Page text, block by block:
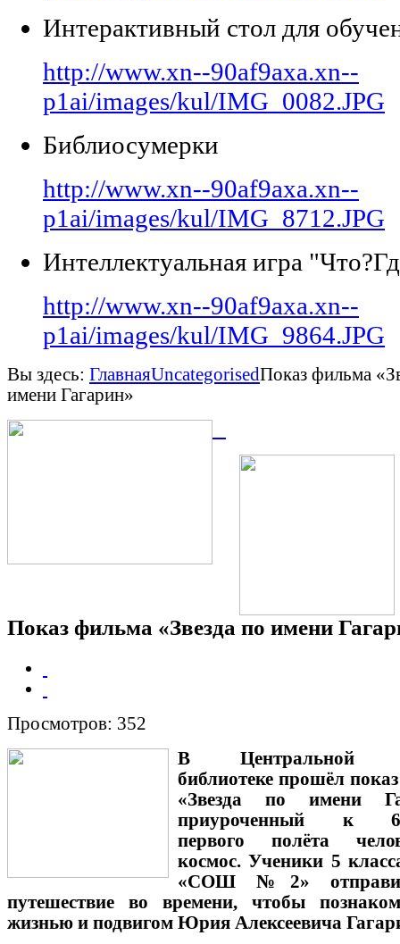
Интерактивный стол для
http://www.xn--90af9axa.xn--
p1ai/images/kul/IMG_0082.JPG
Библиосумерки
http://www.xn--90af9axa.xn--
p1ai/images/kul/IMG_8712.JPG
Интеллектуальная игра
http://www.xn--90af9axa.xn--
p1ai/images/kul/IMG_9864.JPG
Вы здесь: ГлавнаяUncategorisedПоказ фильма
имени Гагарин»
Показ фильма «Звезда по имени
Просмотров: 352
В Центральной
библиотеке прошёл
«Звезда по имени
приуроченный к
первого полёта
космос. Ученики 5
«СОШ №2»
путешествие во времени, чтобы
жизнью и подвигом Юрия Алексеевича